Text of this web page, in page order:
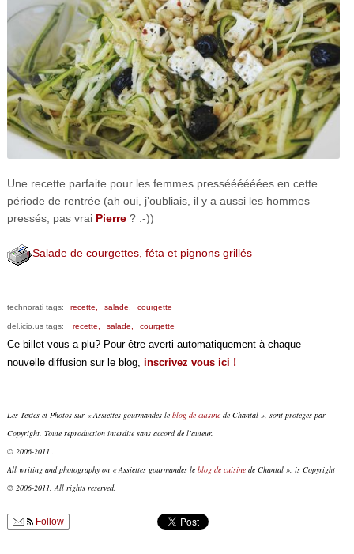
Une recette parfaite pour les femmes presséééééées en cette
période de rentrée (ah oui, j’oubliais, il y a aussi les hommes
pressés, pas vrai Pierre? :-))
Salade de courgettes, féta et pignons grillés
technorati tags: recette, salade, courgette
del.icio.us tags: recette, salade, courgette
Ce billet vous a plu? Pour être averti automatiquement à chaque
nouvelle diffusion sur le blog, inscrivez vous ici !
Les Textes et Photos sur « Assiettes gourmandes le blog de cuisinede Chantal », sont protégés par
Copyright. Toute reproduction interdite sans accord de l’auteur.
© 2006-2011 .
All writing and photography on « Assiettes gourmandes le blog de cuisinede Chantal », is Copyright
© 2006-2011. All rights reserved.
Follow